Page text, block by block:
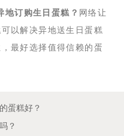
地订购生日蛋糕？ 网络让
以解决异地送生日蛋糕
最好选择值得信赖的蛋
蛋糕好？
？